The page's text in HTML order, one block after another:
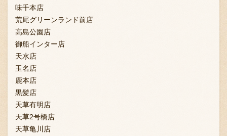
味千本店
荒尾グリーンランド前店
高島公園店
御船インター店
天水店
玉名店
鹿本店
黒髪店
天草有明店
天草2号橋店
天草亀川店